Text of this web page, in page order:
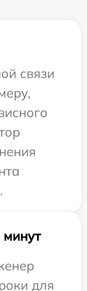
связи
для